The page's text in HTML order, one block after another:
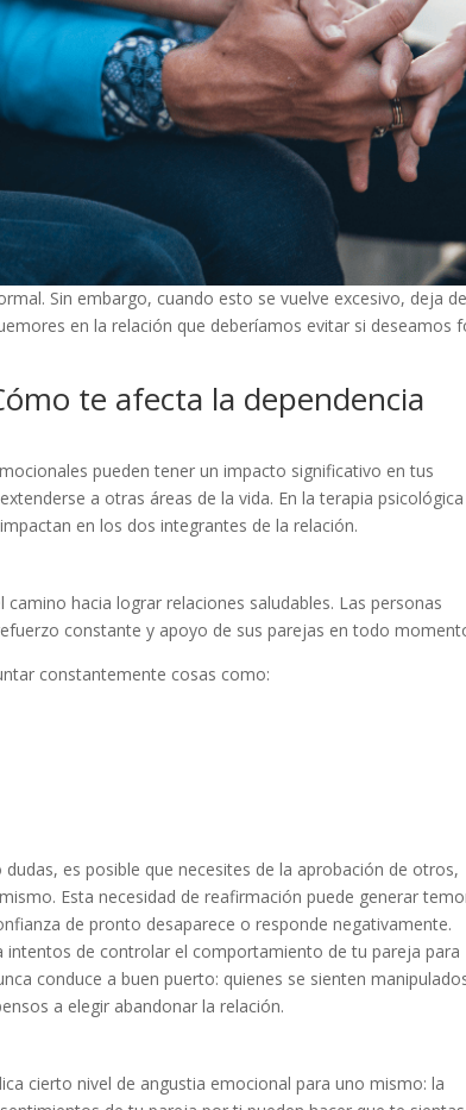
Sin embargo, cuando esto se vuelve excesivo, deja
en la relación que deberíamos evitar si deseamos
te afecta la dependencia
pueden tener un impacto significativo en tus
a otras áreas de la vida. En la terapia
en los dos integrantes de la relación.
hacia lograr relaciones saludables. Las personas
constante y apoyo de sus parejas en todo
constantemente cosas como:
es posible que necesites de la aprobación de otros,
Esta necesidad de reafirmación puede generar
de pronto desaparece o responde negativamente.
de controlar el comportamiento de tu pareja para
conduce a buen puerto: quienes se sienten
a elegir abandonar la relación.
cierto nivel de angustia emocional para uno mismo: la